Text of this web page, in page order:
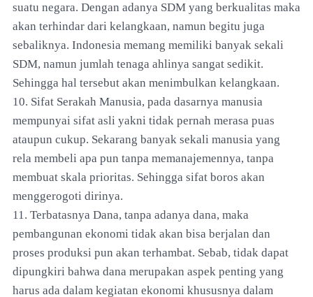
suatu negara. Dengan adanya SDM yang berkualitas maka
akan terhindar dari kelangkaan, namun begitu juga
sebaliknya. Indonesia memang memiliki banyak sekali
SDM, namun jumlah tenaga ahlinya sangat sedikit.
Sehingga hal tersebut akan menimbulkan kelangkaan.
10. Sifat Serakah Manusia, pada dasarnya manusia
mempunyai sifat asli yakni tidak pernah merasa puas
ataupun cukup. Sekarang banyak sekali manusia yang
rela membeli apa pun tanpa memanajemennya, tanpa
membuat skala prioritas. Sehingga sifat boros akan
menggerogoti dirinya.
11. Terbatasnya Dana, tanpa adanya dana, maka
pembangunan ekonomi tidak akan bisa berjalan dan
proses produksi pun akan terhambat. Sebab, tidak dapat
dipungkiri bahwa dana merupakan aspek penting yang
harus ada dalam kegiatan ekonomi khususnya dalam